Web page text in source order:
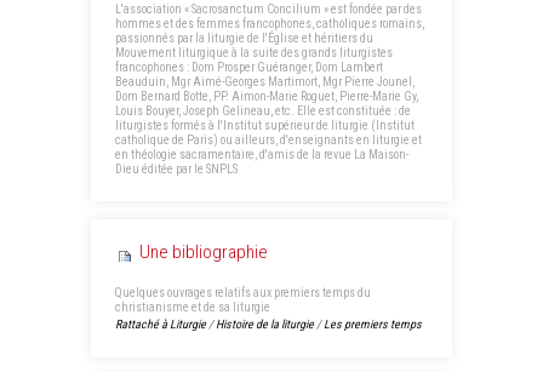
L'association « Sacrosanctum Concilium » est fondée par des
hommes et des femmes francophones, catholiques romains,
passionnés par la liturgie de l'Église et héritiers du
Mouvement liturgique à la suite des grands liturgistes
francophones : Dom Prosper Guéranger, Dom Lambert
Beauduin, Mgr Aimé-Georges Martimort, Mgr Pierre Jounel,
Dom Bernard Botte, PP. Aimon-Marie Roguet, Pierre-Marie Gy,
Louis Bouyer, Joseph Gelineau, etc. Elle est constituée : de
liturgistes formés à l'Institut supérieur de liturgie (Institut
catholique de Paris) ou ailleurs, d'enseignants en liturgie et
en théologie sacramentaire, d'amis de la revue La Maison-
Dieu éditée par le SNPLS
Une bibliographie
Quelques ouvrages relatifs aux premiers temps du
christianisme et de sa liturgie
Rattaché à Liturgie /Histoire de la liturgie /Les premiers temps